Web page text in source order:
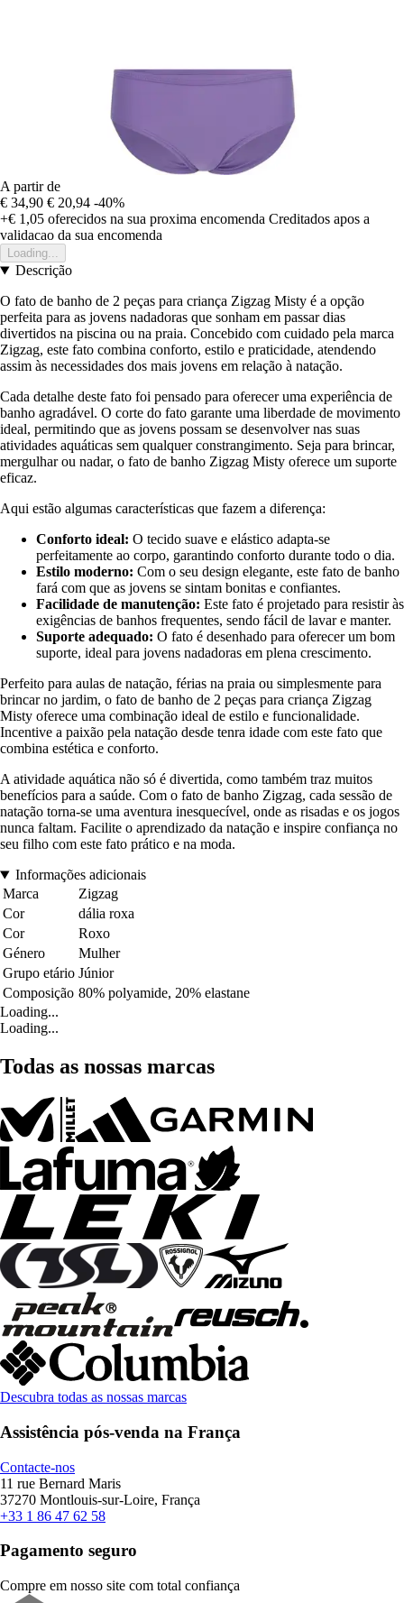
A partir de
€ 34,90 € 20,94 -40%
+€ 1,05 oferecidos na sua proxima encomenda Creditados apos a
validacao da sua encomenda
Loading...
Descrição
O fato de banho de 2 peças para criança Zigzag Misty é a opção
perfeita para as jovens nadadoras que sonham em passar dias
divertidos na piscina ou na praia. Concebido com cuidado pela marca
Zigzag, este fato combina conforto, estilo e praticidade, atendendo
assim às necessidades dos mais jovens em relação à natação.
Cada detalhe deste fato foi pensado para oferecer uma experiência de
banho agradável. O corte do fato garante uma liberdade de movimento
ideal, permitindo que as jovens possam se desenvolver nas suas
atividades aquáticas sem qualquer constrangimento. Seja para brincar,
mergulhar ou nadar, o fato de banho Zigzag Misty oferece um suporte
eficaz.
Aqui estão algumas características que fazem a diferença:
Conforto ideal: O tecido suave e elástico adapta-se
perfeitamente ao corpo, garantindo conforto durante todo o dia.
Estilo moderno: Com o seu design elegante, este fato de banho
fará com que as jovens se sintam bonitas e confiantes.
Facilidade de manutenção: Este fato é projetado para resistir às
exigências de banhos frequentes, sendo fácil de lavar e manter.
Suporte adequado: O fato é desenhado para oferecer um bom
suporte, ideal para jovens nadadoras em plena crescimento.
Perfeito para aulas de natação, férias na praia ou simplesmente para
brincar no jardim, o fato de banho de 2 peças para criança Zigzag
Misty oferece uma combinação ideal de estilo e funcionalidade.
Incentive a paixão pela natação desde tenra idade com este fato que
combina estética e conforto.
A atividade aquática não só é divertida, como também traz muitos
benefícios para a saúde. Com o fato de banho Zigzag, cada sessão de
natação torna-se uma aventura inesquecível, onde as risadas e os jogos
nunca faltam. Facilite o aprendizado da natação e inspire confiança no
seu filho com este fato prático e na moda.
Informações adicionais
Marca
Zigzag
Cor
dália roxa
Cor
Roxo
Género
Mulher
Grupo etário Júnior
Composição 80% polyamide, 20% elastane
Loading...
Loading...
Todas as nossas marcas
Descubra todas as nossas marcas
Assistência pós-venda na França
Contacte-nos
11 rue Bernard Maris
37270 Montlouis-sur-Loire, França
+33 1 86 47 62 58
Pagamento seguro
Compre em nosso site com total confiança